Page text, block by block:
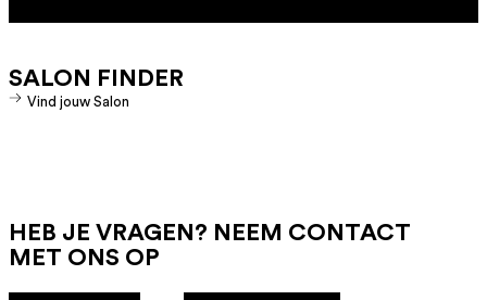
SALON FINDER
Vind jouw Salon
HEB JE VRAGEN? NEEM CONTACT
MET ONS OP